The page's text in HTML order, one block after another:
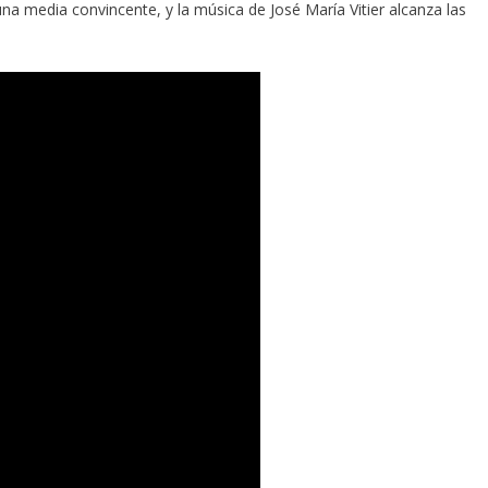
media convincente, y la música de José María Vitier alcanza las